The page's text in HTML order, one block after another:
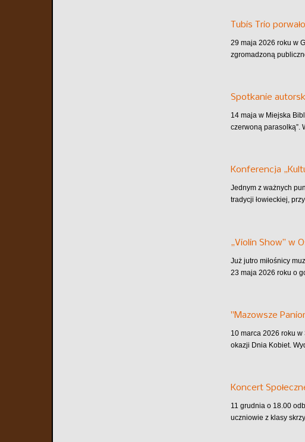
Tubis Trio
29 maja 2026 roku w
zgromadzoną
Spotkanie
14 maja w Miejska
czerwoną parasolką”.
Konferencja
Jednym z ważnych
tradycji łowieckiej,
„Violin Show” w
Już jutro miłośnicy
23 maja 2026 roku o
"Mazowsze
10 marca 2026 roku w
okazji Dnia Kobiet.
Koncert
11 grudnia o 18.00
uczniowie z klasy